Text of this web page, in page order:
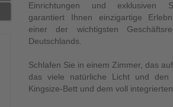
Einrichtungen und exklusiven
garantiert Ihnen einzigartige
einer der wichtigsten
Deutschlands.
Schlafen Sie in einem Zimmer, das
das viele natürliche Licht und den
Kingsize-Bett und dem voll